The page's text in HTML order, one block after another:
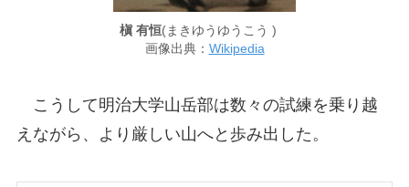
槇 有恒(まきゆうゆうこう )
画像出典： Wikipedia
こうして明治大学山岳部は数々の試練を乗り越
えながら、より厳しい山へと歩み出した。